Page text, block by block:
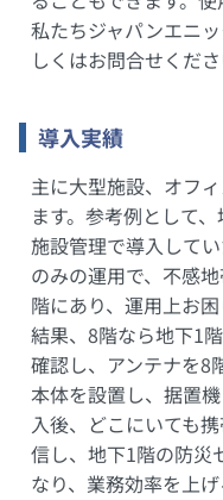
私たちジャパンエニ
しくはお問合せくださ
導入実績
主に大型施設、オフ
ます。参考例として
施設管理で導入して
のみの運用で、不感
階にあり、運用上お
結果、8階なら地下1
確認し、アンテナを8
本体を設置し、据置
入後、どこにいても
信し、地下1階の防災
なり、業務効率を上